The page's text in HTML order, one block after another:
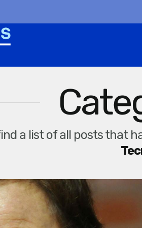
a list of all posts that